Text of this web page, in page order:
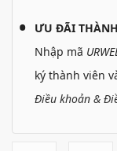
ƯU ĐÃI
Nhập mã
ký thành viên
Điều khoản &